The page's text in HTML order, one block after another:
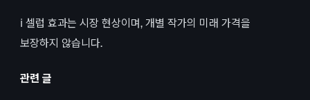
ℹ️ 셀럽 효과는 시장 현상이며, 개별 작가의 미래 가격을
보장하지 않습니다.
관련 글